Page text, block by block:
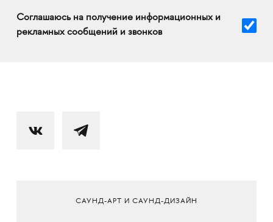
Соглашаюсь на получение информационных и
рекламных сообщений и звонков
САУНД-АРТ И САУНД-ДИЗАЙН